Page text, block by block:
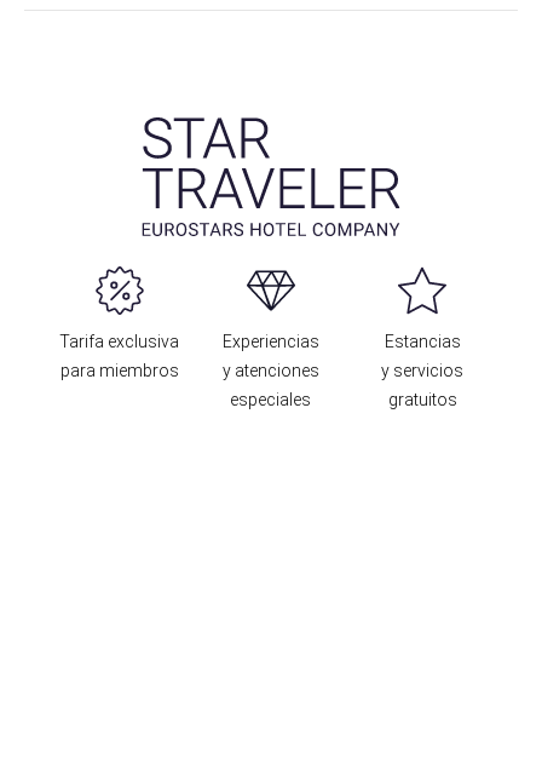
Tarifa exclusiva
para miembros
Experiencias
y atenciones
especiales
Estancias
y servicios
gratuitos